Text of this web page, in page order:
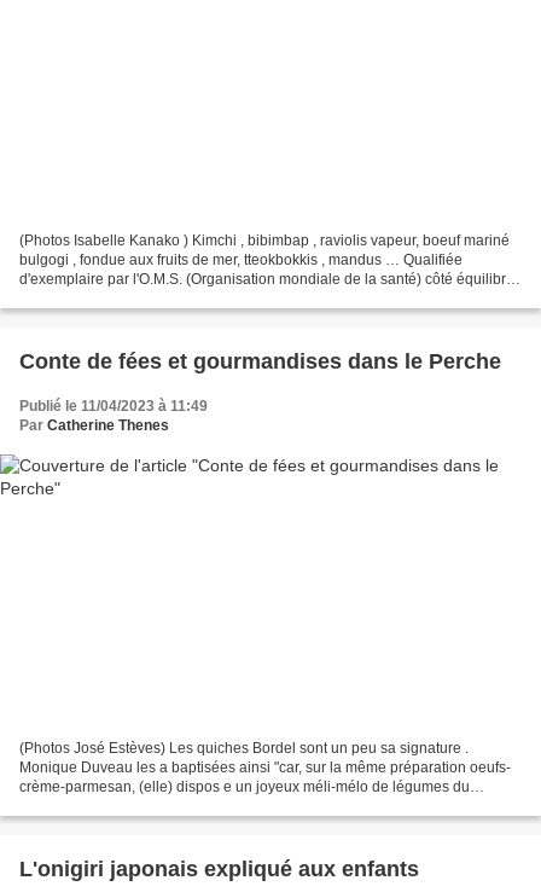
(Photos Isabelle Kanako ) Kimchi , bibimbap , raviolis vapeur, boeuf mariné
bulgogi , fondue aux fruits de mer, tteokbokkis , mandus … Qualifiée
d'exemplaire par l'O.M.S. (Organisation mondiale de la santé) côté équilibre
Conte de fées et gourmandises dans le Perche
Publié le 11/04/2023 à 11:49
Par Catherine Thenes
(Photos José Estèves) Les quiches Bordel sont un peu sa signature .
Monique Duveau les a baptisées ainsi "car, sur la même préparation oeufs-
crème-parmesan, (elle) dispos e un joyeux méli-mélo de légumes du
L'onigiri japonais expliqué aux enfants